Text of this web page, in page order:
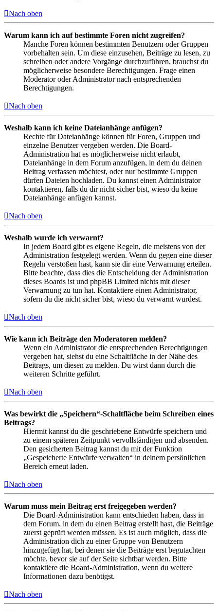
Nach oben
Warum kann ich auf bestimmte Foren nicht zugreifen?
Manche Foren können bestimmten Benutzern oder Gruppen
vorbehalten sein. Um diese einzusehen, Beiträge zu lesen, zu
schreiben oder andere Vorgänge durchzuführen, brauchst du
möglicherweise besondere Berechtigungen. Frage einen
Moderator oder Administrator nach entsprechenden
Berechtigungen.
Nach oben
Weshalb kann ich keine Dateianhänge anfügen?
Rechte für Dateianhänge können für Foren, Gruppen und
einzelne Benutzer vergeben werden. Die Board-
Administration hat es möglicherweise nicht erlaubt,
Dateianhänge in dem Forum anzufügen, in dem du deinen
Beitrag verfassen möchtest, oder nur bestimmte Gruppen
dürfen Dateien hochladen. Du kannst einen Administrator
kontaktieren, falls du dir nicht sicher bist, wieso du keine
Dateianhänge anfügen kannst.
Nach oben
Weshalb wurde ich verwarnt?
In jedem Board gibt es eigene Regeln, die meistens von der
Administration festgelegt werden. Wenn du gegen eine dieser
Regeln verstoßen hast, kann sie dir eine Verwarnung erteilen.
Bitte beachte, dass dies die Entscheidung der Administration
dieses Boards ist und phpBB Limited nichts mit dieser
Verwarnung zu tun hat. Kontaktiere einen Administrator,
sofern du die nicht sicher bist, wieso du verwarnt wurdest.
Nach oben
Wie kann ich Beiträge den Moderatoren melden?
Wenn ein Administrator die entsprechenden Berechtigungen
vergeben hat, siehst du eine Schaltfläche in der Nähe des
Beitrags, um diesen zu melden. Du wirst dann durch die
weiteren Schritte geführt.
Nach oben
Was bewirkt die „Speichern“-Schaltfläche beim Schreiben eines
Beitrags?
Hiermit kannst du die geschriebene Entwürfe speichern und
zu einem späteren Zeitpunkt vervollständigen und absenden.
Den gesicherten Beitrag kannst du mit der Funktion
„Gespeicherte Entwürfe verwalten“ in deinem persönlichen
Bereich erneut laden.
Nach oben
Warum muss mein Beitrag erst freigegeben werden?
Die Board-Administration kann entschieden haben, dass in
dem Forum, in dem du einen Beitrag erstellt hast, die Beiträge
zuerst geprüft werden müssen. Es ist auch möglich, dass die
Administration dich zu einer Gruppe von Benutzern
hinzugefügt hat, bei denen sie die Beiträge erst begutachten
möchte, bevor sie auf der Seite sichtbar werden. Bitte
kontaktiere die Board-Administration, wenn du weitere
Informationen dazu benötigst.
Nach oben